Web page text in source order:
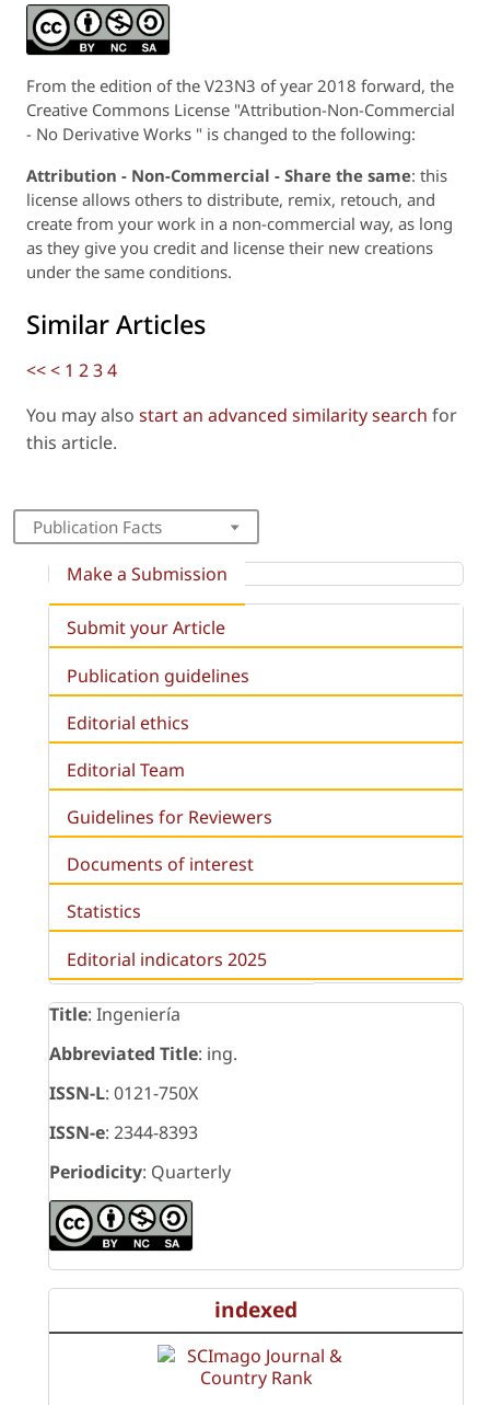
From the edition of the V23N3 of year 2018 forward, the
Creative Commons License "Attribution-Non-Commercial
- No Derivative Works " is changed to the following:
Attribution - Non-Commercial - Share the same: this
license allows others to distribute, remix, retouch, and
create from your work in a non-commercial way, as long
as they give you credit and license their new creations
under the same conditions.
Similar Articles
<<< 1 234
You may also start an advanced similarity search for
this article.
Publication Facts
Make a Submission
Submit your Article
Publication guidelines
Editorial ethics
Editorial Team
Guidelines for Reviewers
Documents of interest
Statistics
Editorial indicators 2025
Title: Ingeniería
Abbreviated Title: ing.
ISSN-L: 0121-750X
ISSN-e: 2344-8393
Periodicity: Quarterly
indexed